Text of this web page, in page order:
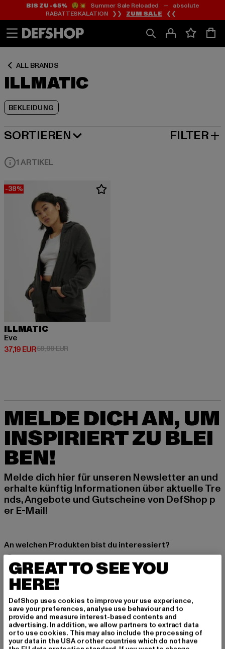
Zum
Inhalt
springen
Zum
Fußzeile
springen
BIS ZU -65%😲💥 Summer Sale Reloaded — absolute
RABATTESKALATION ❯❯ ZUM SALE ❮❮
ALL BRANDS
ILLMATIC
BEKLEIDUNG
Zum
Produktraster
springen
SORTIEREN
BELIEBTESTE FILTER
1 ARTIKEL
-38%
ILLMATIC
Eve
37,19 EUR
Derzeitiger Preis: 37,19 EUR
59,99 EURAktionspreis: 59,99 EUR
MELDE DICH AN, UM
INSPIRIERT ZU BLEI
BEN!
Melde dich hier für unseren Newsletter an und
erhalte künftig Informationen über aktuelle Tre
nds, Angebote und Gutscheine von DefShop p
er E-Mail!
An welchen Produkten bist du interessiert?
MÄNNER
FRAUEN
E-MAIL
ANMELDEN
Informationen dazu, wie DefShop mit Deinen Daten umgeht, findest Du
GREAT TO SEE YOU
HERE!
DefShop uses cookies to improve your use experience,
save your preferences, analyse use behaviour and to
provide and measure interest-based contents and
advertising. In addition, we allow partners to extract data
or to use cookies. This may also include the processing of
your data in the USA or other countries which do not have